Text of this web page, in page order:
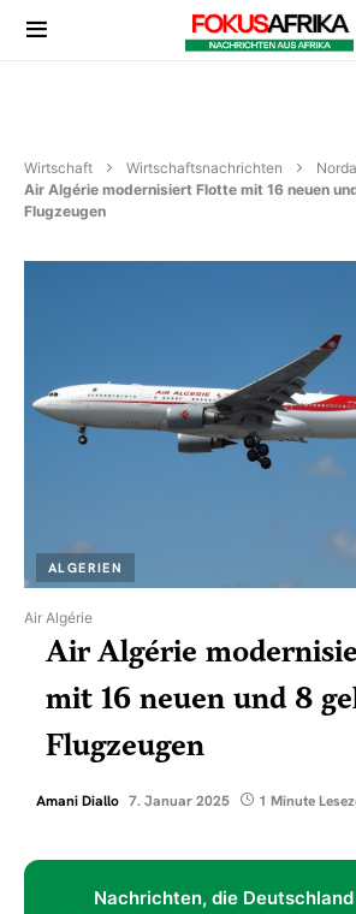
Wirtschaft Wirtschaftsnachrichten
Air Algérie modernisiert Flotte mit 16 neuen
Flugzeugen
Air Algérie
ALGERIEN
Air Algérie
mit 16 neuen und 8
Flugzeugen
Amani Diallo 7. Januar 2025 1 Minute
Nachrichten, die